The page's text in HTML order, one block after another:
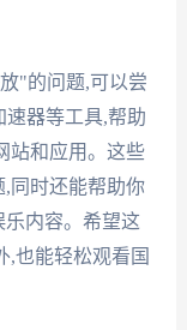
"的问题,可以尝
器等工具,帮助
站和应用。这些
同时还能帮助你
内容。希望这
,也能轻松观看国